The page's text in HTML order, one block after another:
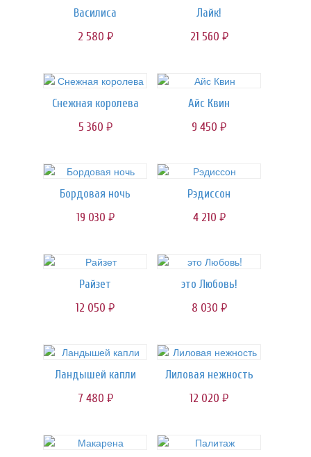
Василиса
2 580 руб.
Лайк!
21 560 руб.
Снежная королева
5 360 руб.
Айс Квин
9 450 руб.
Бордовая ночь
19 030 руб.
Рэдиссон
4 210 руб.
Райзет
12 050 руб.
это Любовь!
8 030 руб.
Ландышей капли
7 480 руб.
Лиловая нежность
12 020 руб.